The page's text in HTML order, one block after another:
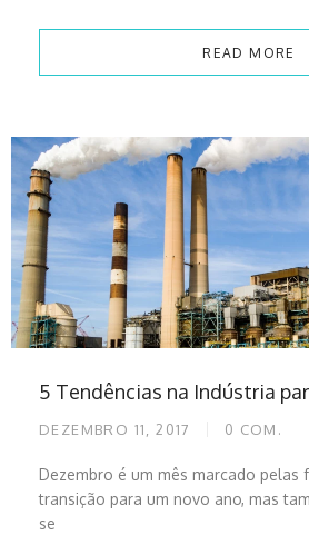
READ MORE
5 Tendências na Indústria
DEZEMBRO 11, 2017 0 COM.
Dezembro é um mês marcado pelas
transição para um novo ano, mas
se